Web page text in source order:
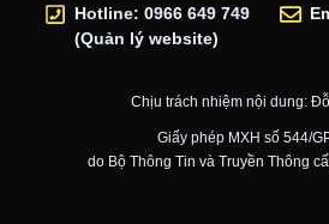
Hotline: 0966 649 749
(Quản lý website)
Chịu trách nhiệm nội dung:
Giấy phép MXH số 544/
do Bộ Thông Tin và Truyền Thông